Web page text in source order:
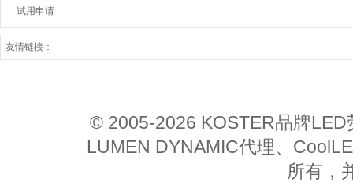
试用申请
友情链接：
© 2005-2026 KOSTER品牌
LUMEN DYNAMIC代理、
所有，